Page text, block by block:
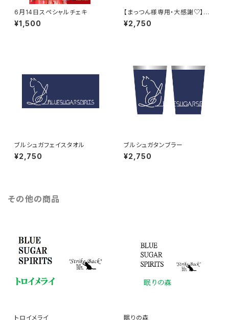
6月14日スペシャルチェキ
¥1,500
【まっつん様専用・大感謝♡】着
付け師あゆ香先生×お着物かぁ
こ チェキ付きミニ色紙
¥2,750
ブルシュガフェイスタオル
¥2,750
ブルシュガタンブラー
¥2,750
その他の商品
トロイメライ 眠りの森